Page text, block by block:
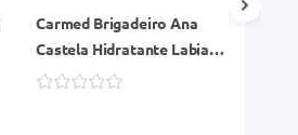
Carmed Brigadeiro Ana
Castela Hidratante Labial
10g